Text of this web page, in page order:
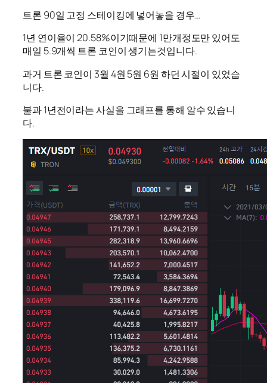
트론 90일 고정 스테이킹에 넣어놓을 경우…
1년 연이율이 20.58%이기때문에 1만개정도만 있어도
매일 5.9개씩 트론 코인이 생기는것입니다.
과거 트론 코인이 3월 4원 5원 6원 하던 시절이 있었습
니다.
불과 1년전이라는 사실을 그래프를 통해 알수 있습니
다.